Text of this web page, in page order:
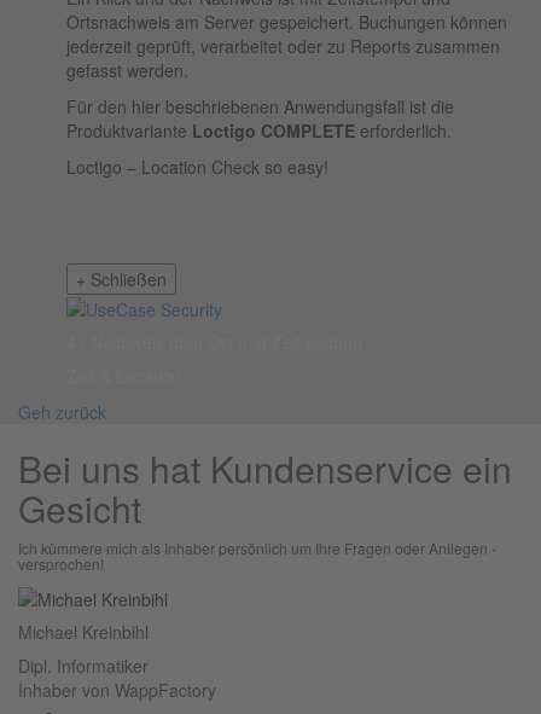
Ortsnachweis am Server gespeichert. Buchungen können
jederzeit geprüft, verarbeitet oder zu Reports zusammen
gefasst werden.
Für den hier beschriebenen Anwendungsfall ist die
Produktvariante Loctigo COMPLETE erforderlich.
Loctigo – Location Check so easy!
+ Schließen
Geh zurück
Bei uns hat Kundenservice ein
Gesicht
Ich kümmere mich als Inhaber persönlich um Ihre Fragen oder Anliegen -
versprochen!
Michael Kreinbihl
Dipl. Informatiker
Inhaber von WappFactory